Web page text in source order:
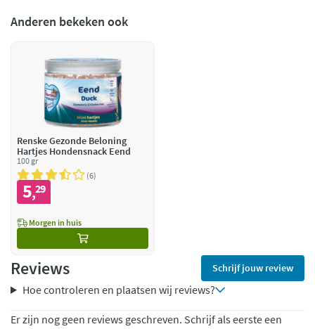
Anderen bekeken ook
Renske Gezonde Beloning
Hartjes Hondensnack Eend
100 gr
6
5,29
Morgen in huis
Reviews Schrijf jouw review
Hoe controleren en plaatsen wij reviews?
Er zijn nog geen reviews geschreven. Schrijf als eerste een